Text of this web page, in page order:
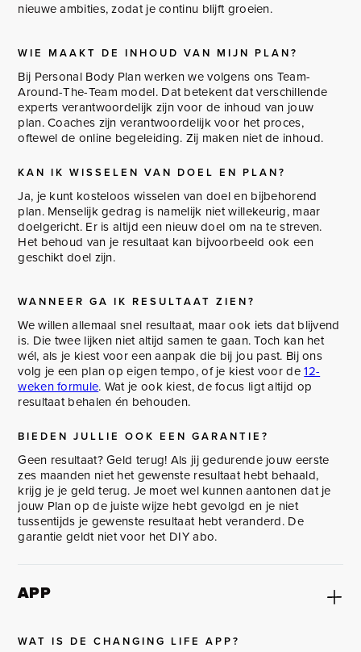
nieuwe ambities, zodat je continu blijft groeien.
WIE MAAKT DE INHOUD VAN MIJN PLAN?
Bij Personal Body Plan werken we volgens ons Team-
Around-The-Team model. Dat betekent dat verschillende
experts verantwoordelijk zijn voor de inhoud van jouw
plan. Coaches zijn verantwoordelijk voor het proces,
oftewel de online begeleiding. Zij maken niet de inhoud.
KAN IK WISSELEN VAN DOEL EN PLAN?
Ja, je kunt kosteloos wisselen van doel en bijbehorend
plan. Menselijk gedrag is namelijk niet willekeurig, maar
doelgericht. Er is altijd een nieuw doel om na te streven.
Het behoud van je resultaat kan bijvoorbeeld ook een
geschikt doel zijn.
WANNEER GA IK RESULTAAT ZIEN?
We willen allemaal snel resultaat, maar ook iets dat blijvend
is. Die twee lijken niet altijd samen te gaan. Toch kan het
wél, als je kiest voor een aanpak die bij jou past. Bij ons
volg je een plan op eigen tempo, of je kiest voor de12-
weken formule. Wat je ook kiest, de focus ligt altijd op
resultaat behalen én behouden.
BIEDEN JULLIE OOK EEN GARANTIE?
Geen resultaat? Geld terug! Als jij gedurende jouw eerste
zes maanden niet het gewenste resultaat hebt behaald,
krijg je je geld terug. Je moet wel kunnen aantonen dat je
jouw Plan op de juiste wijze hebt gevolgd en je niet
tussentijds je gewenste resultaat hebt veranderd. De
garantie geldt niet voor het DIY abo.
APP
WAT IS DE CHANGING LIFE APP?